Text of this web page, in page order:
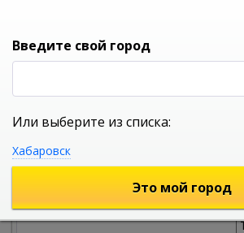
УНИВЕРСАЛЬНЫЙ ИНТЕРНЕТ МАГАЗИН
Введите свой город
Или выберите из списка:
Хабаровск
Это мой город